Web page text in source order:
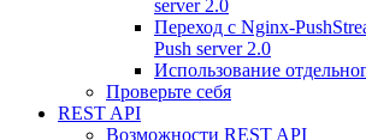
server 2.0
Переход с Nginx-
Push server 2.0
Использование
Проверьте себя
REST API
Возможности REST API